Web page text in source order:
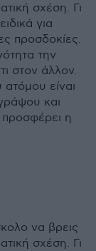
σχέση. Γι
για
προσδοκίες.
την
στον άλλον.
είναι
και
η
να βρεις
σχέση. Γι